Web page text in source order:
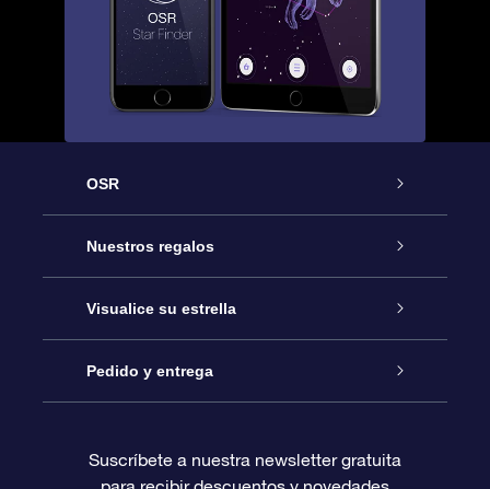
OSR
Atención
Contáctanos
Blog
Nuestros regalos
Regalo Estrella Online
Paquete de Regalo OSR
Visualice su estrella
Registro estelar
Pedido y entrega
Suscríbete a nuestra newsletter gratuita